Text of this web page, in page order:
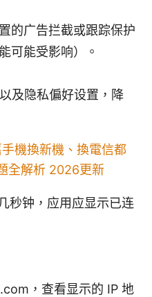
的广告拦截或跟踪保护
可能受影响）。
及隐私偏好设置，降
機換新機、換電信都
全解析 2026更新
秒钟，应用应显示已连
，查看显示的 IP 地